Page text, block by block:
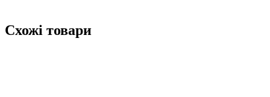
Схожі товари